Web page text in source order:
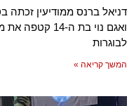
ואגם נוי בת ה-
לבוגרות
המשך קריאה »